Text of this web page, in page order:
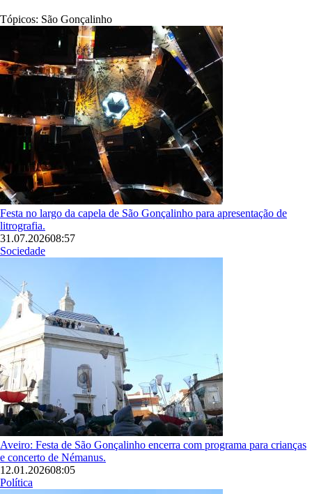
Tópicos: São Gonçalinho
Festa no largo da capela de São Gonçalinho para apresentação de
litrografia.
31.07.202608:57
Sociedade
Aveiro: Festa de São Gonçalinho encerra com programa para crianças
e concerto de Némanus.
12.01.202608:05
Política